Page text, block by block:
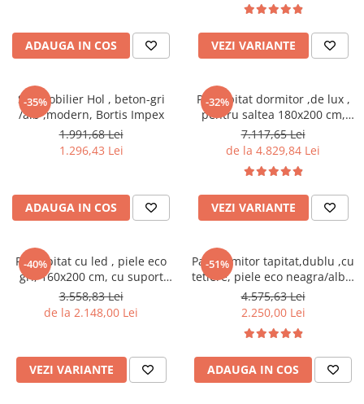
Pantofare Hol
Set mobilier Hol modern cu
Seturi hol cuiere
Mobilier Birou
Birouri pe colt
Canapele birou
Dulapuri birou/bibliorafturi
Mese birou
rafturi/etajere carti
Seturi mobilier birou complet
rafturi sticla securizata, Bortis
ADAUGA IN COS VEZI VARIANTE
-35%
Set mobilier Hol , beton-gri
/alb ,modern, Bortis Impex
1.991,68 Lei
1.296,43 Lei
ADAUGA IN COS
-32%
Pat tapitat dormitor ,de lux ,
pentru saltea 180x200 cm,
stofa gri,cu sertare si suport
saltea inclus
7.117,65 Lei
de la 4.829,84 Lei
VEZI VARIANTE
-40%
Pat tapitat cu led , piele eco
gri, 160x200 cm, cu suport
saltea inclus,Bortis Impex
3.558,83 Lei
de la 2.148,00 Lei
VEZI VARIANTE
-51%
Pat dormitor tapitat,dublu ,cu
tetiere, piele eco neagra/alba,
suport saltea
inclus,160x200,Bortis
4.575,63 Lei
2.250,00 Lei
ADAUGA IN COS